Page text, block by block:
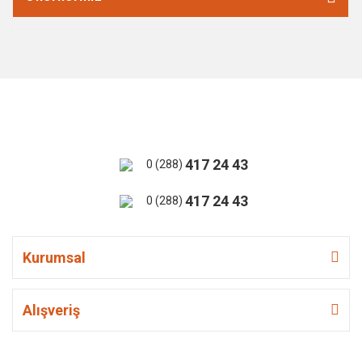
0 (288) 417 24 43
0 (288) 417 24 43
Kurumsal
Alışveriş